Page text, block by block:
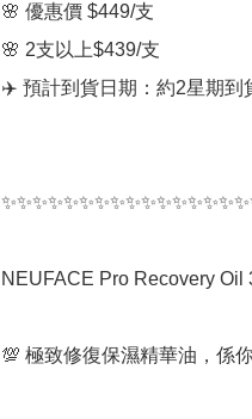
🌸 優惠價 $449/支
🌸 2支以上$439/支
✈️ 預計到貨日期：約2星期到
NEUFACE Pro Recovery Oil
💯 極致修復保濕精華油，係